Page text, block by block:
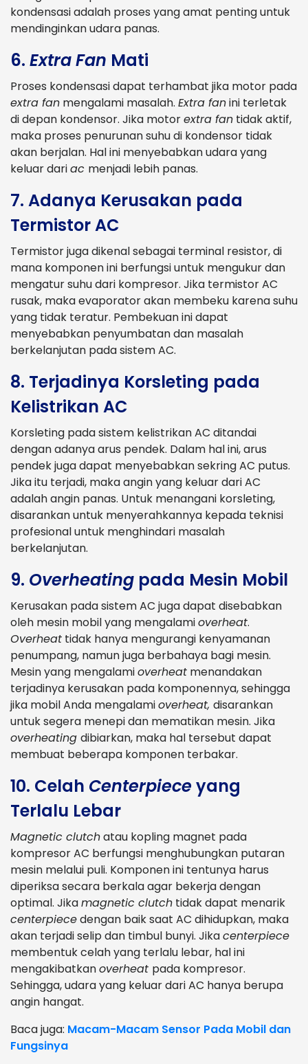
kondensasi adalah proses yang amat penting untuk
mendinginkan udara panas.
6. Extra Fan Mati
Proses kondensasi dapat terhambat jika motor pada
extra fan mengalami masalah. Extra fanini terletak
di depan kondensor. Jika motorextra fan tidak aktif,
maka proses penurunan suhu di kondensor tidak
akan berjalan. Hal ini menyebabkan udara yang
keluar dariac menjadi lebih panas.
7. Adanya Kerusakan pada
Termistor AC
Termistor juga dikenal sebagai terminal resistor, di
mana komponen ini berfungsi untuk mengukur dan
mengatur suhu dari kompresor. Jika termistor AC
rusak, maka evaporator akan membeku karena suhu
yang tidak teratur. Pembekuan ini dapat
menyebabkan penyumbatan dan masalah
berkelanjutan pada sistem AC.
8. Terjadinya Korsleting pada
Kelistrikan AC
Korsleting pada sistem kelistrikan AC ditandai
dengan adanya arus pendek. Dalam hal ini, arus
pendek juga dapat menyebabkan sekring AC putus.
Jika itu terjadi, maka angin yang keluar dari AC
adalah angin panas. Untuk menangani korsleting,
disarankan untuk menyerahkannya kepada teknisi
profesional untuk menghindari masalah
berkelanjutan.
9. Overheating pada Mesin Mobil
Kerusakan pada sistem AC juga dapat disebabkan
oleh mesin mobil yang mengalamioverheat.
Overheat tidak hanya mengurangi kenyamanan
penumpang, namun juga berbahaya bagi mesin.
Mesin yang mengalamioverheat menandakan
terjadinya kerusakan pada komponennya, sehingga
jika mobil Anda mengalamioverheat, disarankan
untuk segera menepi dan mematikan mesin. Jika
overheating dibiarkan, maka hal tersebut dapat
membuat beberapa komponen terbakar.
10. Celah Centerpieceyang
Terlalu Lebar
Magnetic clutchatau kopling magnet pada
kompresor AC berfungsi menghubungkan putaran
mesin melalui puli. Komponen ini tentunya harus
diperiksa secara berkala agar bekerja dengan
optimal. Jikamagnetic clutch tidak dapat menarik
centerpiecedengan baik saat AC dihidupkan, maka
akan terjadi selip dan timbul bunyi. Jikacenterpiece
membentuk celah yang terlalu lebar, hal ini
mengakibatkanoverheat pada kompresor.
Sehingga, udara yang keluar dari AC hanya berupa
angin hangat.
Baca juga: Macam-Macam Sensor Pada Mobil dan
Fungsinya